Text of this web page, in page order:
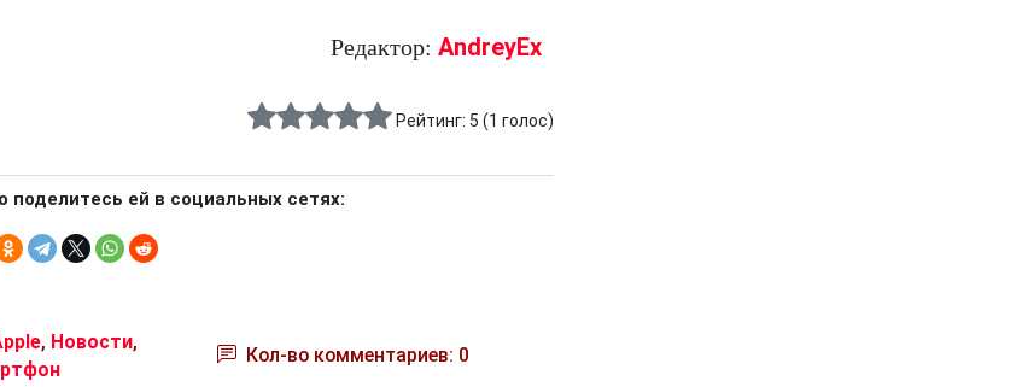
Редактор: AndreyEx
Рейтинг: 5 (1 голос)
поделитесь ей в социальных сетях:
, Новости,
Кол-во комментариев: 0